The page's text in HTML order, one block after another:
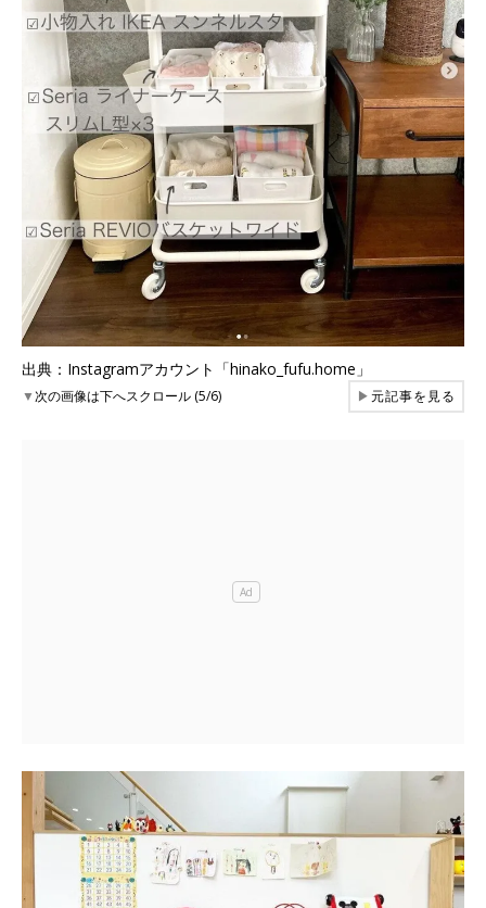
出典：Instagramアカウント「hinako_fufu.home」
▼次の画像は下へスクロール (5/6) ▶元記事を見る